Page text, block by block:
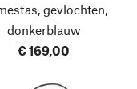
gevlochten,
donkerblauw
€ 169,00